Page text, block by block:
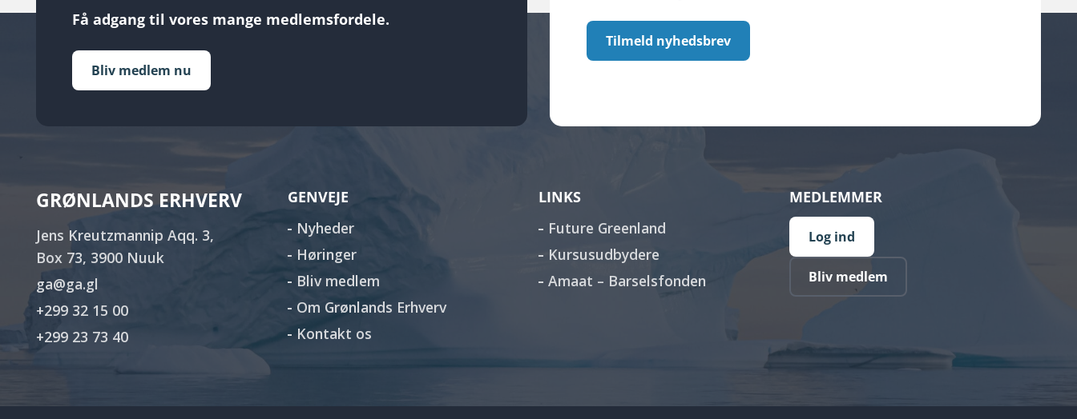
Få adgang til vores mange medlemsfordele.
Bliv medlem nu
Tilmeld nyhedsbrev
GRØNLANDS ERHVERV
Jens Kreutzmannip Aqq. 3,
Box 73, 3900 Nuuk
ga@ga.gl
+299 32 15 00
+299 23 73 40
GENVEJE
Nyheder
Høringer
Bliv medlem
Om Grønlands Erhverv
Kontakt os
LINKS
Future Greenland
Kursusudbydere
Amaat – Barselsfonden
MEDLEMMER
Log ind
Bliv medlem